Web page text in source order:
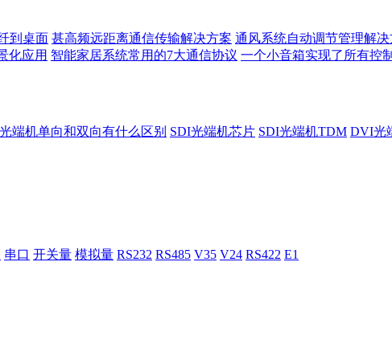
到桌面 甚高频远距离通信传输解决方案 通风系统自动调节管理解决
化应用 智能家居系统常用的7大通信协议 一个小音箱实现了所有控
端机单向和双向有什么区别 SDI光端机芯片 SDI光端机TDM DVI光
串口 开关量 模拟量 RS232 RS485 V35 V24 RS422 E1